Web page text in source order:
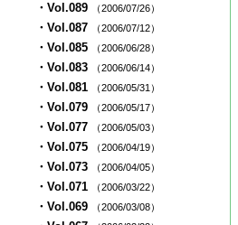
・Vol.089 （2006/07/26）
・Vol.087 （2006/07/12）
・Vol.085 （2006/06/28）
・Vol.083 （2006/06/14）
・Vol.081 （2006/05/31）
・Vol.079 （2006/05/17）
・Vol.077 （2006/05/03）
・Vol.075 （2006/04/19）
・Vol.073 （2006/04/05）
・Vol.071 （2006/03/22）
・Vol.069 （2006/03/08）